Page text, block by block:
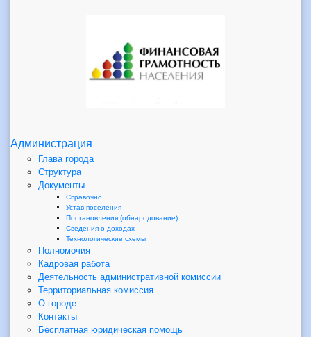
Администрация
Глава города
Структура
Документы
Справочно
Устав поселения
Постановления (обнародование)
Сведения о доходах
Технологические схемы
Полномочия
Кадровая работа
Деятельность административной комиссии
Территориальная комиссия
О городе
Контакты
Бесплатная юридическая помощь